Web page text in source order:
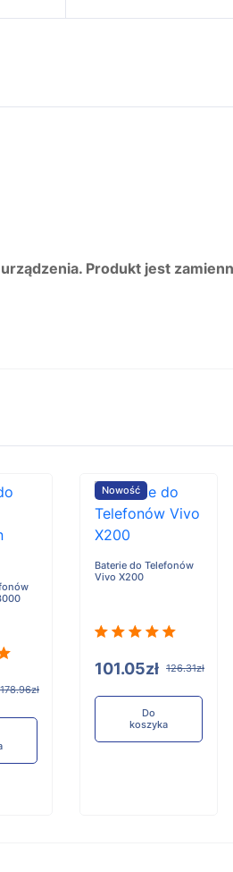
Produkt jest
178.96zł
Nowość
Baterie do Telefonów
Vivo X200
101.05zł 126.31zł
Do
koszyka